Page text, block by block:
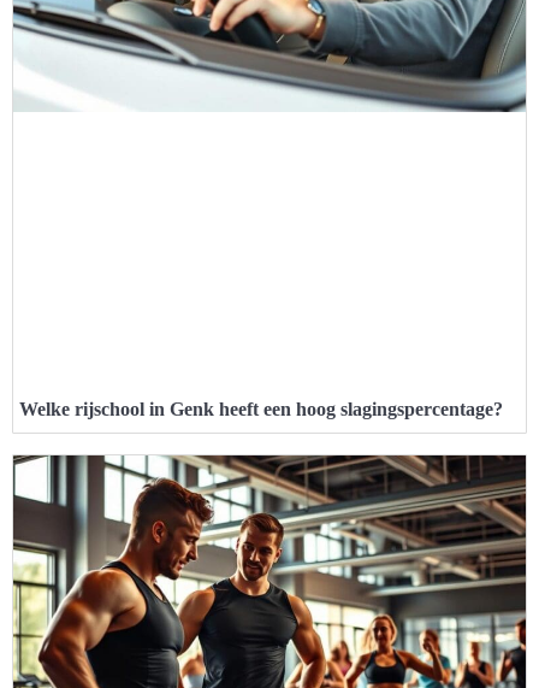
Welke rijschool in Genk heeft een hoog slagingspercentage?